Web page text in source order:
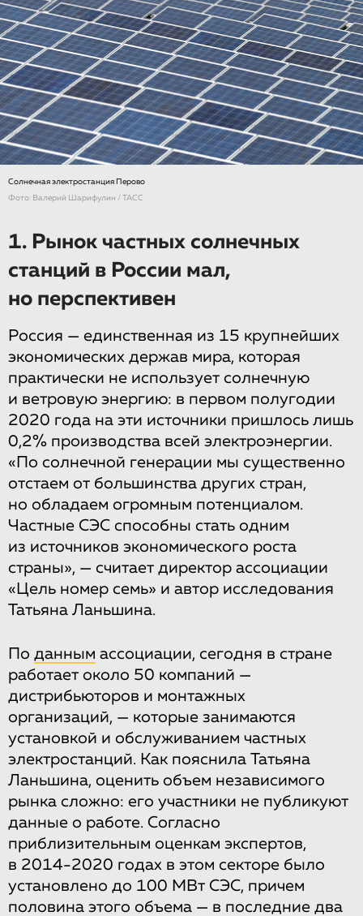
Солнечная электростанция Перово
Фото: Валерий Шарифулин / ТАСС
1. Рынок частных солнечных
станций в России мал,
но перспективен
Россия — единственная из 15 крупнейших
экономических держав мира, которая
практически не использует солнечную
и ветровую энергию: в первом полугодии
2020 года на эти источники пришлось лишь
0,2% производства всей электроэнергии.
«По солнечной генерации мы существенно
отстаем от большинства других стран,
но обладаем огромным потенциалом.
Частные СЭС способны стать одним
из источников экономического роста
страны», — считает директор ассоциации
«Цель номер семь» и автор исследования
Татьяна Ланьшина.
По данным ассоциации, сегодня в стране
работает около 50 компаний —
дистрибьюторов и монтажных
организаций, — которые занимаются
установкой и обслуживанием частных
электростанций. Как пояснила Татьяна
Ланьшина, оценить объем независимого
рынка сложно: его участники не публикуют
данные о работе. Согласно
приблизительным оценкам экспертов,
в 2014-2020 годах в этом секторе было
установлено до 100 МВт СЭС, причем
половина этого объема — в последние два